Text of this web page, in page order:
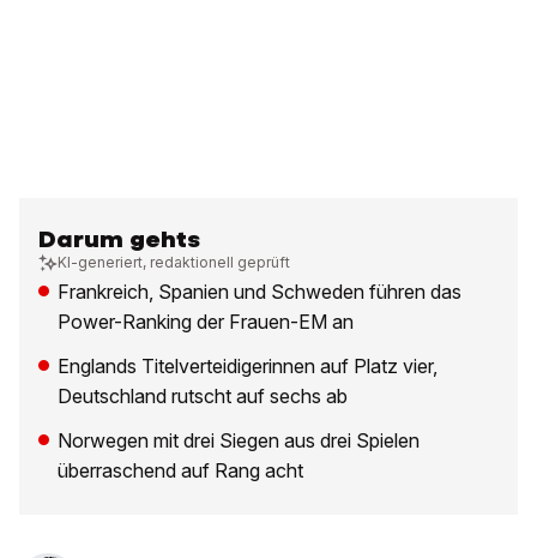
Darum gehts
KI-generiert, redaktionell geprüft
Frankreich, Spanien und Schweden führen das
Power-Ranking der Frauen-EM an
Englands Titelverteidigerinnen auf Platz vier,
Deutschland rutscht auf sechs ab
Norwegen mit drei Siegen aus drei Spielen
überraschend auf Rang acht